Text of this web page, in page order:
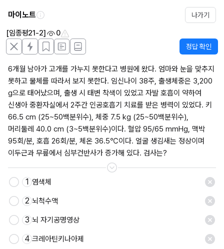
마이노트 나가기
[임종평21-2] 0
정답 확인
6개월 남아가 고개를 가누지 못한다고 병원에 왔다. 엄마와 눈을 맞추지
못하고 물체를 따라서 보지 못한다. 임신나이 38주, 출생체중은 3,200
g으로 태어났으며, 출생 시 태변 착색이 있었고 자발 호흡이 약하여
신생아 중환자실에서 2주간 인공호흡기 치료를 받은 병력이 있었다. 키
66.5 cm (25~50백분위수), 체중 7.5 kg (25~50백분위수),
머리둘레 40.0 cm (3~5백분위수)이다. 혈압 95/65 mmHg, 맥박
95회/분, 호흡 26회/분, 체온 36.5℃이다. 얼굴 생김새는 정상이며
이두근과 무릎에서 심부건반사가 증가해 있다. 검사는?
저장
1 염색체
2 뇌척수액
3 뇌 자기공명영상
4 크레아틴키나아제